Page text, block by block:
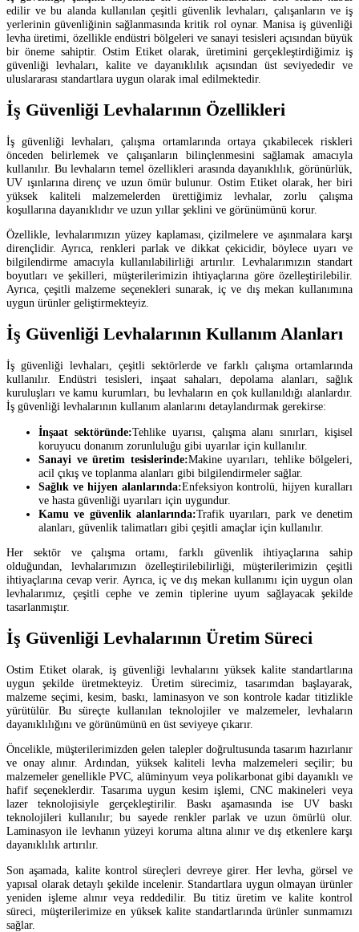
edilir ve bu alanda kullanılan çeşitli güvenlik levhaları, çalışanların ve iş
yerlerinin güvenliğinin sağlanmasında kritik rol oynar. Manisa iş güvenliği
levha üretimi, özellikle endüstri bölgeleri ve sanayi tesisleri açısından büyük
bir öneme sahiptir. Ostim Etiket olarak, üretimini gerçekleştirdiğimiz iş
güvenliği levhaları, kalite ve dayanıklılık açısından üst seviyededir ve
uluslararası standartlara uygun olarak imal edilmektedir.
İş Güvenliği Levhalarının Özellikleri
İş güvenliği levhaları, çalışma ortamlarında ortaya çıkabilecek riskleri
önceden belirlemek ve çalışanların bilinçlenmesini sağlamak amacıyla
kullanılır. Bu levhaların temel özellikleri arasında dayanıklılık, görünürlük,
UV ışınlarına direnç ve uzun ömür bulunur. Ostim Etiket olarak, her biri
yüksek kaliteli malzemelerden ürettiğimiz levhalar, zorlu çalışma
koşullarına dayanıklıdır ve uzun yıllar şeklini ve görünümünü korur.
Özellikle, levhalarımızın yüzey kaplaması, çizilmelere ve aşınmalara karşı
dirençlidir. Ayrıca, renkleri parlak ve dikkat çekicidir, böylece uyarı ve
bilgilendirme amacıyla kullanılabilirliği artırılır. Levhalarımızın standart
boyutları ve şekilleri, müşterilerimizin ihtiyaçlarına göre özelleştirilebilir.
Ayrıca, çeşitli malzeme seçenekleri sunarak, iç ve dış mekan kullanımına
uygun ürünler geliştirmekteyiz.
İş Güvenliği Levhalarının Kullanım Alanları
İş güvenliği levhaları, çeşitli sektörlerde ve farklı çalışma ortamlarında
kullanılır. Endüstri tesisleri, inşaat sahaları, depolama alanları, sağlık
kuruluşları ve kamu kurumları, bu levhaların en çok kullanıldığı alanlardır.
İş güvenliği levhalarının kullanım alanlarını detaylandırmak gerekirse:
İnşaat sektöründe:Tehlike uyarısı, çalışma alanı sınırları, kişisel
koruyucu donanım zorunluluğu gibi uyarılar için kullanılır.
Sanayi ve üretim tesislerinde:Makine uyarıları, tehlike bölgeleri,
acil çıkış ve toplanma alanları gibi bilgilendirmeler sağlar.
Sağlık ve hijyen alanlarında:Enfeksiyon kontrolü, hijyen kuralları
ve hasta güvenliği uyarıları için uygundur.
Kamu ve güvenlik alanlarında:Trafik uyarıları, park ve denetim
alanları, güvenlik talimatları gibi çeşitli amaçlar için kullanılır.
Her sektör ve çalışma ortamı, farklı güvenlik ihtiyaçlarına sahip
olduğundan, levhalarımızın özelleştirilebilirliği, müşterilerimizin çeşitli
ihtiyaçlarına cevap verir. Ayrıca, iç ve dış mekan kullanımı için uygun olan
levhalarımız, çeşitli cephe ve zemin tiplerine uyum sağlayacak şekilde
tasarlanmıştır.
İş Güvenliği Levhalarının Üretim Süreci
Ostim Etiket olarak, iş güvenliği levhalarını yüksek kalite standartlarına
uygun şekilde üretmekteyiz. Üretim sürecimiz, tasarımdan başlayarak,
malzeme seçimi, kesim, baskı, laminasyon ve son kontrole kadar titizlikle
yürütülür. Bu süreçte kullanılan teknolojiler ve malzemeler, levhaların
dayanıklılığını ve görünümünü en üst seviyeye çıkarır.
Öncelikle, müşterilerimizden gelen talepler doğrultusunda tasarım hazırlanır
ve onay alınır. Ardından, yüksek kaliteli levha malzemeleri seçilir; bu
malzemeler genellikle PVC, alüminyum veya polikarbonat gibi dayanıklı ve
hafif seçeneklerdir. Tasarıma uygun kesim işlemi, CNC makineleri veya
lazer teknolojisiyle gerçekleştirilir. Baskı aşamasında ise UV baskı
teknolojileri kullanılır; bu sayede renkler parlak ve uzun ömürlü olur.
Laminasyon ile levhanın yüzeyi koruma altına alınır ve dış etkenlere karşı
dayanıklılık artırılır.
Son aşamada, kalite kontrol süreçleri devreye girer. Her levha, görsel ve
yapısal olarak detaylı şekilde incelenir. Standartlara uygun olmayan ürünler
yeniden işleme alınır veya reddedilir. Bu titiz üretim ve kalite kontrol
süreci, müşterilerimize en yüksek kalite standartlarında ürünler sunmamızı
sağlar.